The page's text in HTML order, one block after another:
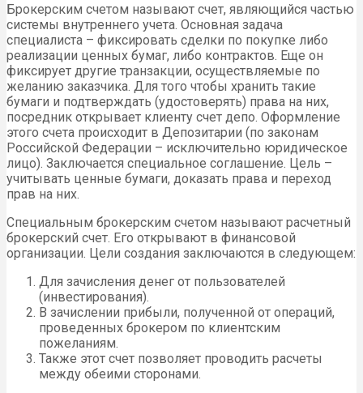
Брокерским счетом называют счет, являющийся частью
системы внутреннего учета. Основная задача
специалиста – фиксировать сделки по покупке либо
реализации ценных бумаг, либо контрактов. Еще он
фиксирует другие транзакции, осуществляемые по
желанию заказчика. Для того чтобы хранить такие
бумаги и подтверждать (удостоверять) права на них,
посредник открывает клиенту счет депо. Оформление
этого счета происходит в Депозитарии (по законам
Российской Федерации – исключительно юридическое
лицо). Заключается специальное соглашение. Цель –
учитывать ценные бумаги, доказать права и переход
прав на них.
Специальным брокерским счетом называют расчетный
брокерский счет. Его открывают в финансовой
организации. Цели создания заключаются в следующем:
Для зачисления денег от пользователей
(инвестирования).
В зачислении прибыли, полученной от операций,
проведенных брокером по клиентским
пожеланиям.
Также этот счет позволяет проводить расчеты
между обеими сторонами.